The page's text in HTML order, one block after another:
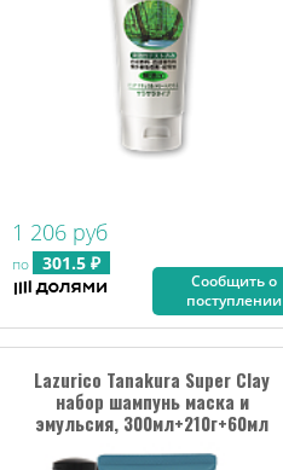
1 206 руб
по 301.5 ₽
Сообщить о
поступлении
Lazurico Tanakura Super Clay
набор шампунь маска и
эмульсия, 300мл+210г+60мл